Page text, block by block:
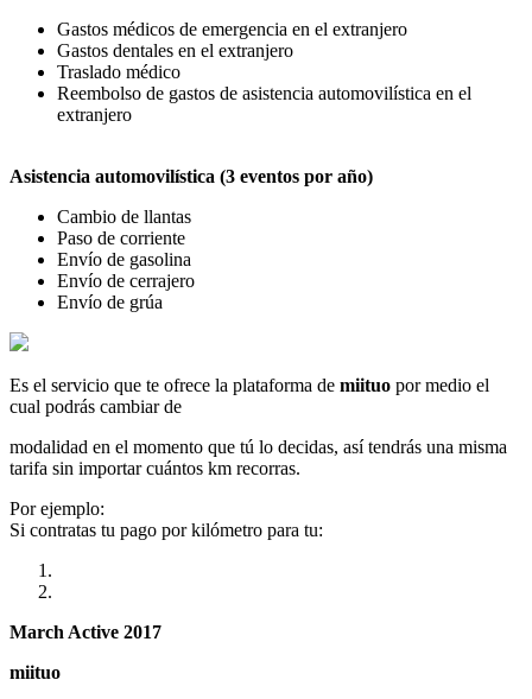
Gastos médicos de emergencia en el extranjero
Gastos dentales en el extranjero
Traslado médico
Reembolso de gastos de asistencia automovilística en el
extranjero
Asistencia automovilística (3 eventos por año)
Cambio de llantas
Paso de corriente
Envío de gasolina
Envío de cerrajero
Envío de grúa
Es el servicio que te ofrece la plataforma de miituo por medio el
cual podrás cambiar de
modalidad en el momento que tú lo decidas, así tendrás una misma
tarifa sin importar cuántos km recorras.
Por ejemplo:
Si contratas tu pago por kilómetro para tu:
March Active 2017
miituo